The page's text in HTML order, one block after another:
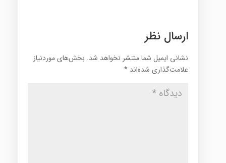
ارسال نظر
نشانی ایمیل شما منتشر نخواهد شد. بخش‌های موردنیاز
علامت‌گذاری شده‌اند *